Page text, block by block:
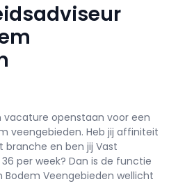
openstaan voor een
veengebieden. Heb jij affiniteit
en ben jij Vast
36 per week? Dan is de functie
Bodem Veengebieden wellicht